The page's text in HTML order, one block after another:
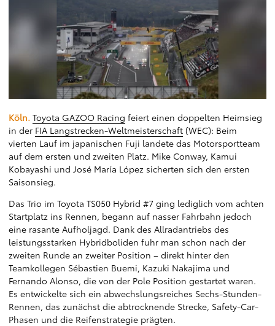
Köln. Toyota GAZOO Racing feiert einen doppelten Heimsieg
in der FIA Langstrecken-Weltmeisterschaft (WEC): Beim
vierten Lauf im japanischen Fuji landete das Motorsportteam
auf dem ersten und zweiten Platz. Mike Conway, Kamui
Kobayashi und José María López sicherten sich den ersten
Saisonsieg.
Das Trio im Toyota TS050 Hybrid #7 ging lediglich vom achten
Startplatz ins Rennen, begann auf nasser Fahrbahn jedoch
eine rasante Aufholjagd. Dank des Allradantriebs des
leistungsstarken Hybridboliden fuhr man schon nach der
zweiten Runde an zweiter Position – direkt hinter den
Teamkollegen Sébastien Buemi, Kazuki Nakajima und
Fernando Alonso, die von der Pole Position gestartet waren.
Es entwickelte sich ein abwechslungsreiches Sechs-Stunden-
Rennen, das zunächst die abtrocknende Strecke, Safety-Car-
Phasen und die Reifenstrategie prägten.